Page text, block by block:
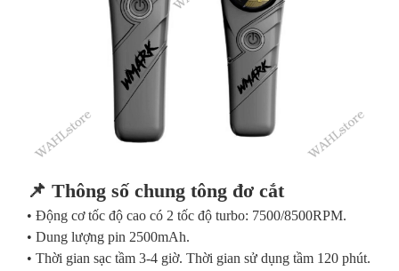
📌 Thông số chung tông đơ cắt
• Động cơ tốc độ cao có 2 tốc độ turbo: 7500/8500RPM.
• Dung lượng pin 2500mAh.
• Thời gian sạc tầm 3-4 giờ. Thời gian sử dụng tầm 120 phút.